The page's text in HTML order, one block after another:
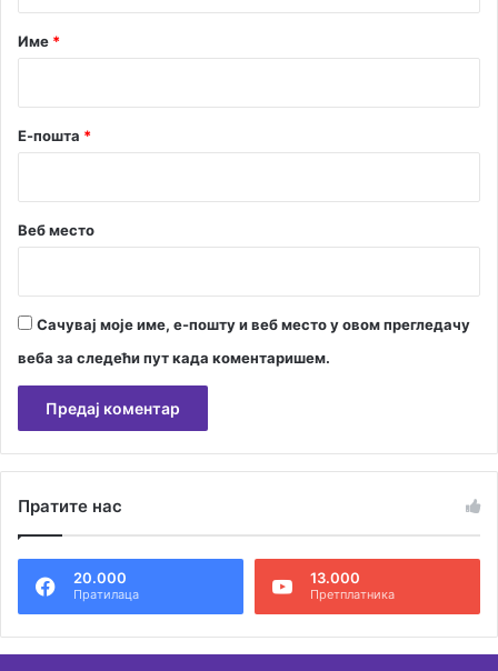
р
Име *
Е-пошта *
Веб место
Сачувај моје име, е-пошту и веб место у овом прегледачу
веба за следећи пут када коментаришем.
т
н
Пратите нас
20.000
Пратилаца
13.000
Претплатника